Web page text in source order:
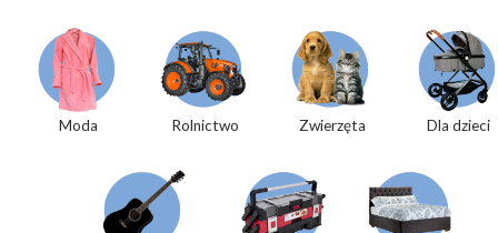
Moda Rolnictwo Zwierzęta Dla dzieci